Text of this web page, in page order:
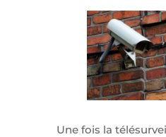
Une fois la